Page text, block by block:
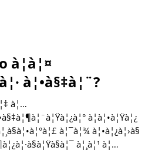
à¦à¦¤
à¦•à§‡à¦¨?
à¦…
à¦à¦•à¦Ÿà¦¿
à¦¯à¦¾ à¦•à¦¿à¦›à§
à¦¸à¦¹ à¦…